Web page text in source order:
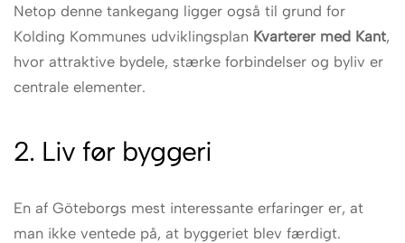
Netop denne tankegang ligger også til grund for
Kolding Kommunes udviklingsplan Kvarterer med Kant,
hvor attraktive bydele, stærke forbindelser og byliv er
centrale elementer.
2. Liv før byggeri
En af Göteborgs mest interessante erfaringer er, at
man ikke ventede på, at byggeriet blev færdigt.